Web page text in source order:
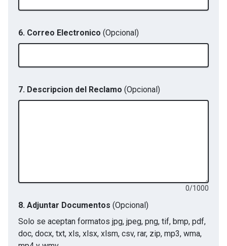
6. Correo Electronico (Opcional)
7. Descripcion del Reclamo (Opcional)
0/1000
8. Adjuntar Documentos (Opcional)
Solo se aceptan formatos jpg, jpeg, png, tif, bmp, pdf,
doc, docx, txt, xls, xlsx, xlsm, csv, rar, zip, mp3, wma,